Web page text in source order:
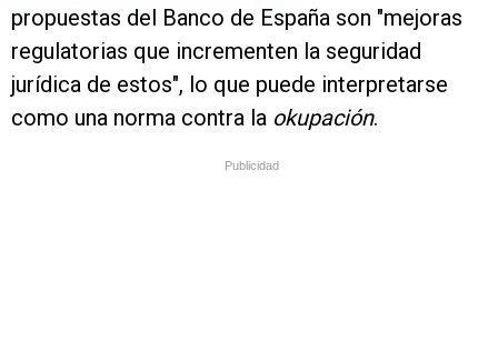
propuestas del Banco de España son "mejoras
regulatorias que incrementen la seguridad
jurídica de estos", lo que puede interpretarse
como una norma contra la okupación.
Publicidad